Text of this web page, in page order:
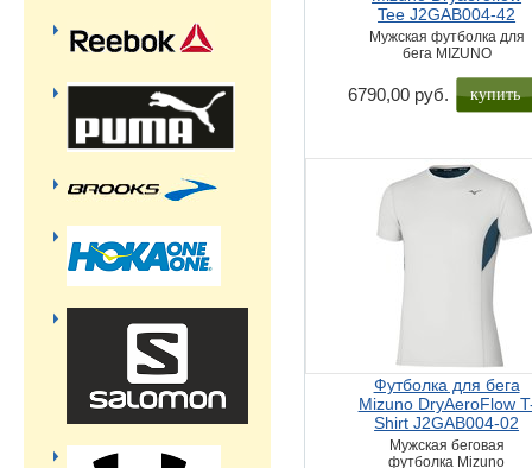
Tee J2GAB004-42
Мужская футболка для
бега MIZUNO
6790,00 руб. купить
Футболка для бега
Mizuno DryAeroFlow
Shirt J2GAB004-02
Мужская беговая
футболка Mizuno